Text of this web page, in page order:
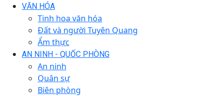
VĂN HÓA
Tinh hoa văn hóa
Đất và người Tuyên Quang
Ẩm thực
AN NINH - QUỐC PHÒNG
An ninh
Quân sự
Biên phòng